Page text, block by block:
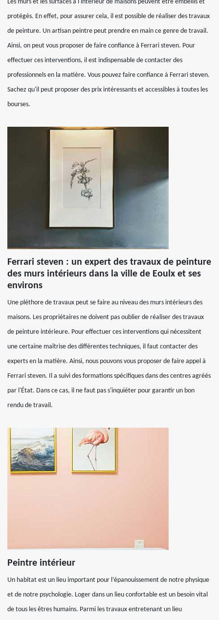
Les murs et les surfaces à l'intérieur de maisons peuvent être embellis et
protégés. En effet, pour assurer cela, il est possible de réaliser des travaux
de peinture. Un artisan peintre peut prendre en main ce genre de travail.
Ainsi, on peut vous proposer de faire confiance à Ferrari steven. Pour
effectuer ces interventions, il est indispensable de contacter des
professionnels en la matière. Vous pouvez faire confiance à Ferrari steven.
Sachez qu'il peut proposer des prix intéressants et accessibles à toutes les
bourses.
Ferrari steven : un expert des travaux de peinture
des murs intérieurs dans la ville de Eoulx et ses
environs
Une pléthore de travaux peut se faire au niveau des murs intérieurs des
maisons. Les propriétaires ne doivent pas oublier de réaliser des travaux
de peinture intérieure. Pour effectuer ces interventions qui nécessitent
une certaine maîtrise des différentes techniques, il faut contacter des
experts en la matière. Ainsi, nous pouvons vous proposer de faire appel à
Ferrari steven. Il a suivi des formations spécifiques dans des centres agréés
par l'État. Dans ce cas, il ne faut pas s'inquiéter pour garantir un bon
rendu de travail.
Peintre intérieur
Un habitat est un lieu important pour l’épanouissement de notre physique
et de notre psychologie. Loger dans un lieu confortable est un besoin vital
de tous les êtres humains. Parmi les travaux entretenant un lieu